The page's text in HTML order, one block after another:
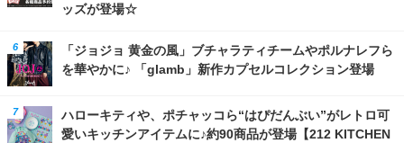
ッズが登場☆
「ジョジョ 黄金の風」ブチャラティチームやポルナレフら
を華やかに♪ 「glamb」新作カプセルコレクション登場
ハローキティや、ポチャッコら“はぴだんぶい”がレトロ可
愛いキッチンアイテムに♪約90商品が登場【212 KITCHEN